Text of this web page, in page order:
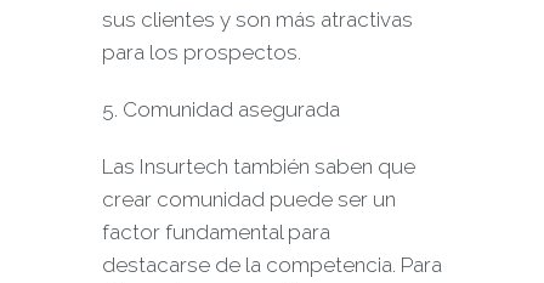
sus clientes y son más atractivas
para los prospectos.
5. Comunidad asegurada
Las Insurtech también saben que
crear comunidad puede ser un
factor fundamental para
destacarse de la competencia. Para